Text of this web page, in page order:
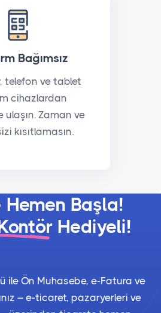
Bağımsız
telefon ve tablet
cihazlardan
ulaşın. Zaman ve
kısıtlamasın.
Başla!
Hediyeli!
ile Ön Muhasebe, e-Fatura ve
– e-ticaret, pazaryerleri ve